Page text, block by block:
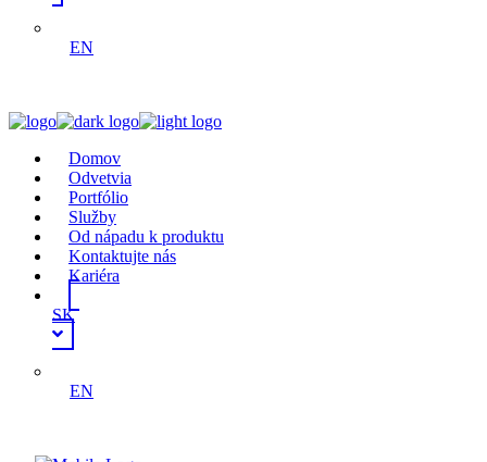
EN
Domov
Odvetvia
Portfólio
Služby
Od nápadu k produktu
Kontaktujte nás
Kariéra
SK
EN